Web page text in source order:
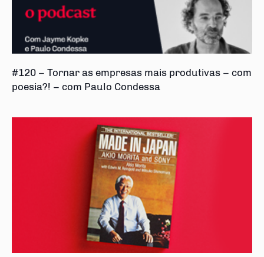
#120 – Tornar as empresas mais produtivas – com
poesia?! – com Paulo Condessa